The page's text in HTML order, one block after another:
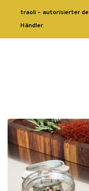
traoli – autorisierter
Händler